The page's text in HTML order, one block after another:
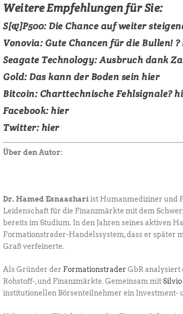
Weitere Empfehlungen für Sie:
S[&]P500:Die Chance auf weiter
Vonovia:Gute Chancen für die Bullen! ?
Seagate Technology: Ausbruch dank
Gold: Das kann der Boden sein hier
Bitcoin:Charttechnische Fehlsignale?
Facebook:hier
Twitter:hier
Über den Autor:
Dr. Hamed Esnaashariist Humanmediziner und
Leidenschaft für die Finanzmärkte mit dem
bereits im Studium. In den Jahren seines aktiven
Formationstrader-Handelssystem, dass er später
Graß verfeinerte.
Als Gründer der Formationstrader GbR analysiert
Rohstoff-, und Finanzmärkte. Gemeinsam mit
institutionellen Börsenteilnehmer ein Investment-